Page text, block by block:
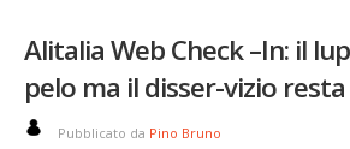
Alitalia Web Check –In: il
pelo ma il disser-vizio resta
Pubblicato da Pino Bruno